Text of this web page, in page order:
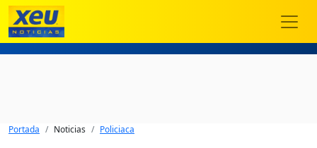
Portada Noticias Policiaca